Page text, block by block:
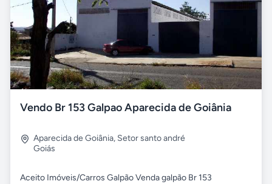
Vendo Br 153 Galpao Aparecida de Goiânia
Aparecida de Goiânia, Setor santo andré
Goiás
Aceito Imóveis/Carros Galpão Venda galpão Br 153